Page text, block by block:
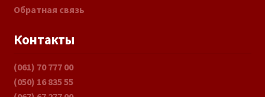
Обратная связь
Контакты
(061) 70 777 00
(050) 16 835 55